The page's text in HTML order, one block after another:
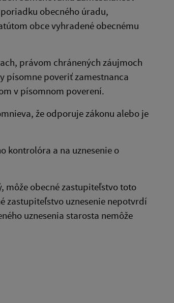
obecného úradu,
obce vyhradené obecnému
právom chránených záujmoch
písomne poveriť zamestnanca
v písomnom poverení.
že odporuje zákonu alebo je
kontrolóra a na uznesenie o
môže obecné zastupiteľstvo toto
zastupiteľstvo uznesenie nepotvrdí
uznesenia starosta nemôže